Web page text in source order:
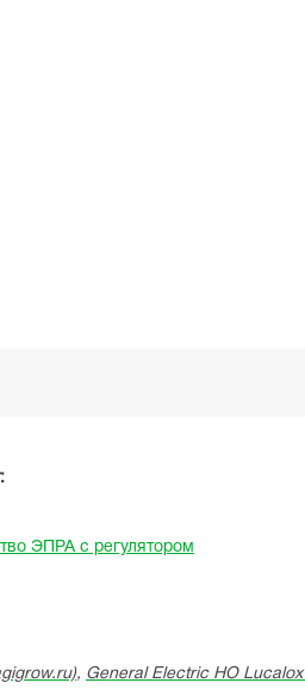
ЭПРА с регулятором
, General Electric HO